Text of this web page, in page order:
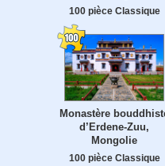
100 pièce Classique
Monastère
d’Erdene-Zuu,
Mongolie
100 pièce Classique